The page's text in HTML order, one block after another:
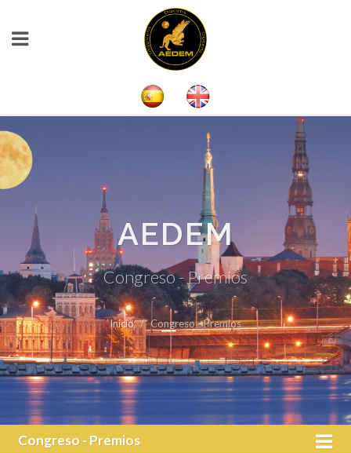
AEDEM
Congreso - Premios
Inicio Congreso - Premios
Congreso - Premios